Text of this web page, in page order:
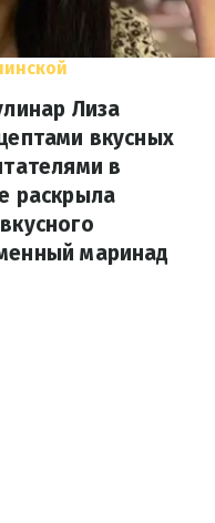
Лиза
вкусных
в
раскрыла
маринад